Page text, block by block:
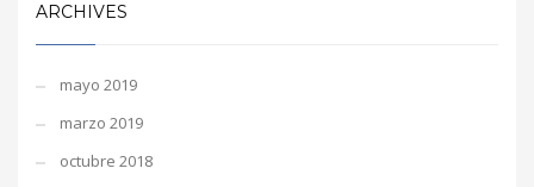
ARCHIVES
mayo 2019
marzo 2019
octubre 2018